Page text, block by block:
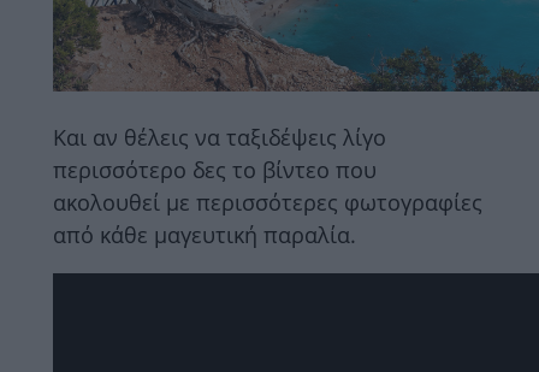
Και αν θέλεις να ταξιδέψεις λίγο
περισσότερο δες το βίντεο που
ακολουθεί με περισσότερες φωτογραφίες
από κάθε μαγευτική παραλία.